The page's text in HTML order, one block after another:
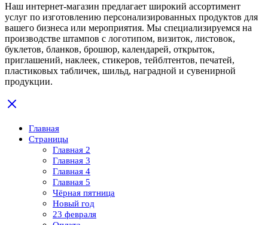
Наш интернет-магазин предлагает широкий ассортимент
услуг по изготовлению персонализированных продуктов для
вашего бизнеса или мероприятия. Мы специализируемся на
производстве штампов с логотипом, визиток, листовок,
буклетов, бланков, брошюр, календарей, открыток,
приглашений, наклеек, стикеров, тейблтентов, печатей,
пластиковых табличек, шильд, наградной и сувенирной
продукции.
Главная
Страницы
Главная 2
Главная 3
Главная 4
Главная 5
Чёрная пятница
Новый год
23 февраля